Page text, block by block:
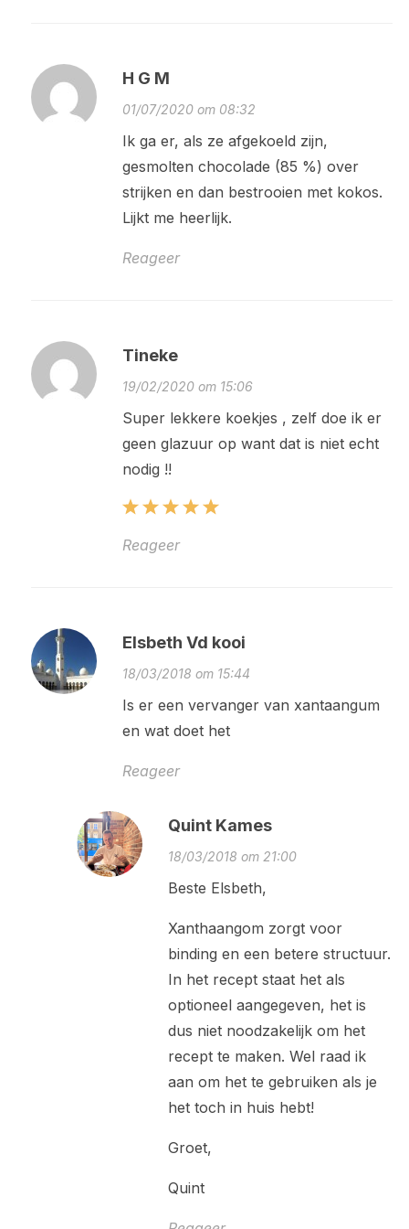
H G M
01/07/2020 om 08:32
Ik ga er, als ze afgekoeld zijn,
gesmolten chocolade (85 %) over
strijken en dan bestrooien met kokos.
Lijkt me heerlijk.
Reageer
Tineke
19/02/2020 om 15:06
Super lekkere koekjes , zelf doe ik er
geen glazuur op want dat is niet echt
nodig !!
Reageer
Elsbeth Vd kooi
18/03/2018 om 15:44
Is er een vervanger van xantaangum
en wat doet het
Reageer
Quint Kames
18/03/2018 om 21:00
Beste Elsbeth,
Xanthaangom zorgt voor
binding en een betere structuur.
In het recept staat het als
optioneel aangegeven, het is
dus niet noodzakelijk om het
recept te maken. Wel raad ik
aan om het te gebruiken als je
het toch in huis hebt!
Groet,
Quint